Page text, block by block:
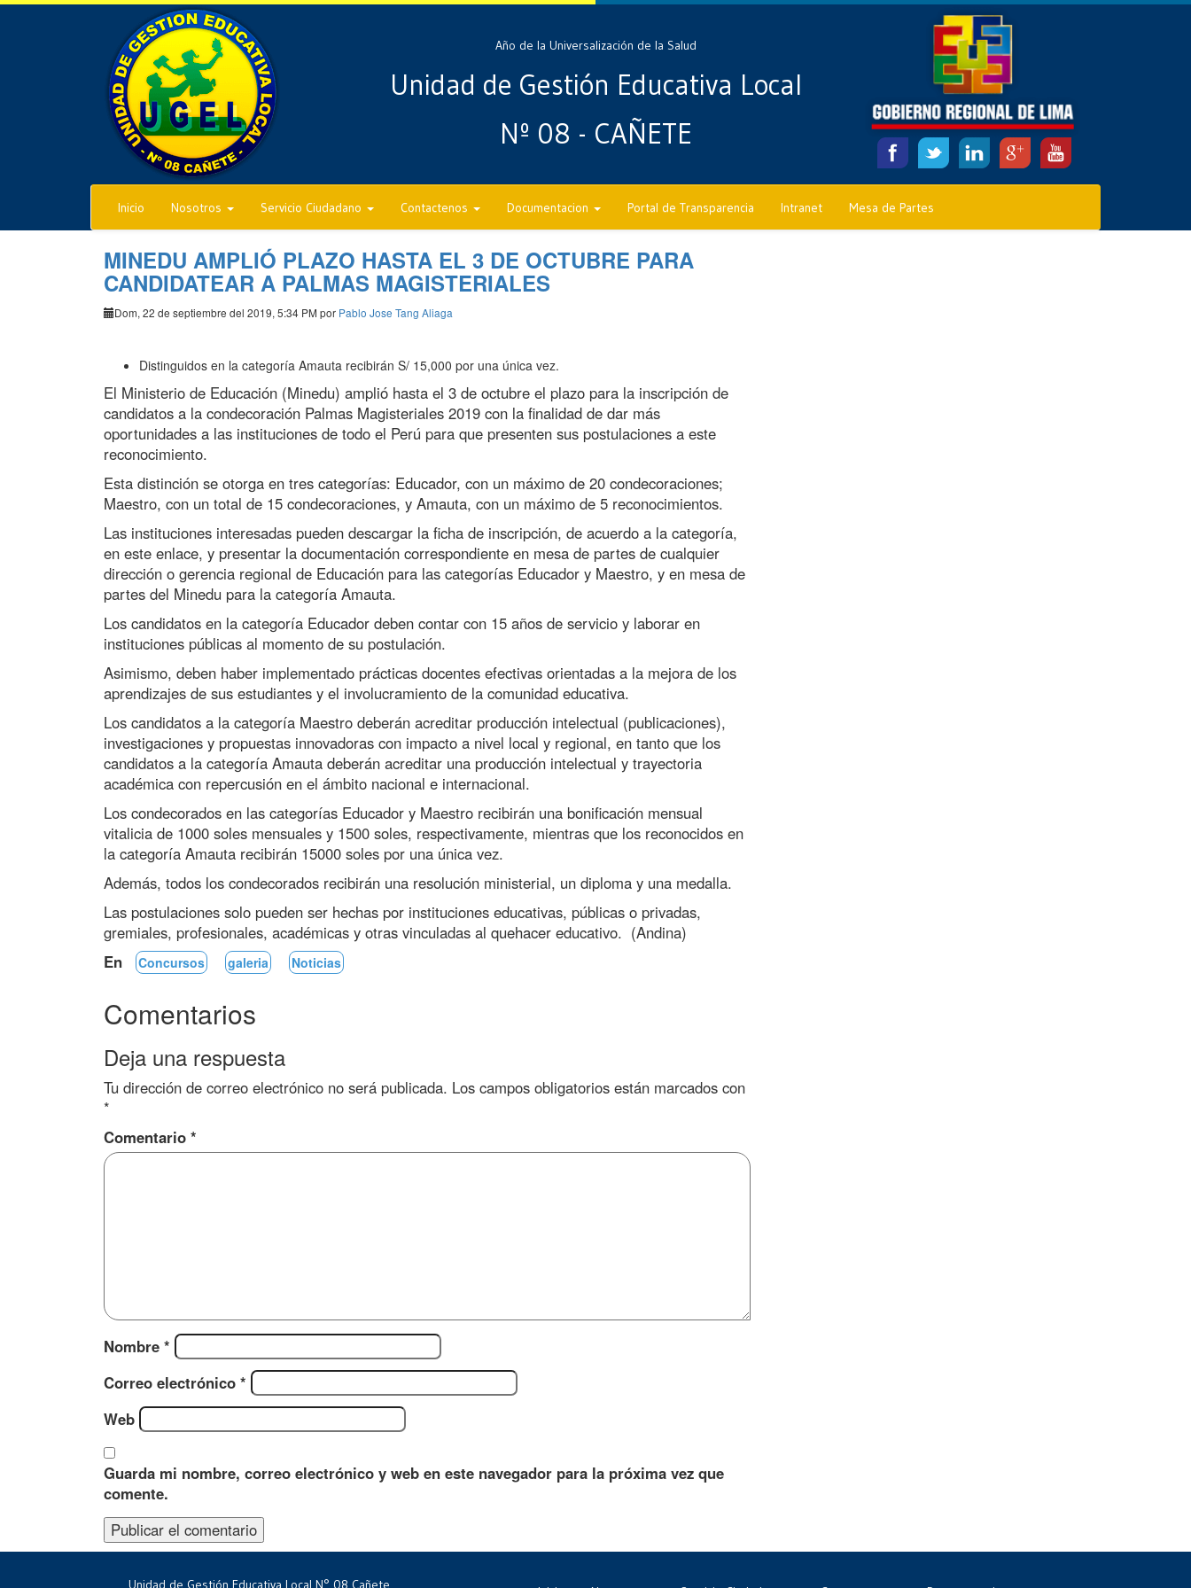
Año de la Universalización de la Salud
Unidad de Gestión Educativa Local
Nº 08 - CAÑETE
Inicio Nosotros Servicio Ciudadano Contactenos Documentacion Portal de Transparencia Intranet Mesa de Partes
MINEDU AMPLIÓ PLAZO HASTA EL 3 DE OCTUBRE PARA
CANDIDATEAR A PALMAS MAGISTERIALES
Dom, 22 de septiembre del 2019, 5:34 PM por Pablo Jose Tang Aliaga
Distinguidos en la categoría Amauta recibirán S/ 15,000 por una única vez.
El Ministerio de Educación (Minedu) amplió hasta el 3 de octubre el plazo para la inscripción de
candidatos a la condecoración Palmas Magisteriales 2019 con la finalidad de dar más
oportunidades a las instituciones de todo el Perú para que presenten sus postulaciones a este
reconocimiento.
Esta distinción se otorga en tres categorías: Educador, con un máximo de 20 condecoraciones;
Maestro, con un total de 15 condecoraciones, y Amauta, con un máximo de 5 reconocimientos.
Las instituciones interesadas pueden descargar la ficha de inscripción, de acuerdo a la categoría,
en este enlace, y presentar la documentación correspondiente en mesa de partes de cualquier
dirección o gerencia regional de Educación para las categorías Educador y Maestro, y en mesa de
partes del Minedu para la categoría Amauta.
Los candidatos en la categoría Educador deben contar con 15 años de servicio y laborar en
instituciones públicas al momento de su postulación.
Asimismo, deben haber implementado prácticas docentes efectivas orientadas a la mejora de los
aprendizajes de sus estudiantes y el involucramiento de la comunidad educativa.
Los candidatos a la categoría Maestro deberán acreditar producción intelectual (publicaciones),
investigaciones y propuestas innovadoras con impacto a nivel local y regional, en tanto que los
candidatos a la categoría Amauta deberán acreditar una producción intelectual y trayectoria
académica con repercusión en el ámbito nacional e internacional.
Los condecorados en las categorías Educador y Maestro recibirán una bonificación mensual
vitalicia de 1000 soles mensuales y 1500 soles, respectivamente, mientras que los reconocidos en
la categoría Amauta recibirán 15000 soles por una única vez.
Además, todos los condecorados recibirán una resolución ministerial, un diploma y una medalla.
Las postulaciones solo pueden ser hechas por instituciones educativas, públicas o privadas,
gremiales, profesionales, académicas y otras vinculadas al quehacer educativo. (Andina)
En
Concursos galeria Noticias
Comentarios
Deja una respuesta
Tu dirección de correo electrónico no será publicada. Los campos obligatorios están marcados con
*
Comentario *
Nombre *
Correo electrónico *
Web
Guarda mi nombre, correo electrónico y web en este navegador para la próxima vez que
comente.
Unidad de Gestión Educativa Local N° 08 Cañete